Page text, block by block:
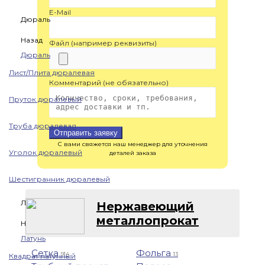
Дюраль
Назад
Дюраль
Лист/Плита дюралевая
Пруток дюралевый
Труба дюралевая
Уголок дюралевый
Шестигранник дюралевый
Латунь
Назад
Латунь
Квадрат латунный
E-Mail
Файл (например реквизиты)
Комментарий (не обязательно)
Отправить заявку
С вами свяжется наш менеджер для уточнения
деталей заказа
Нержавеющий
металлопрокат
Сетка914 Фольга13